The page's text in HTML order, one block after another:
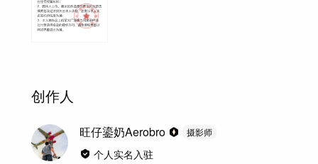
创作人
旺仔鎏奶Aerobro 摄影师
个人实名入驻